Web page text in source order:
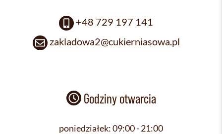
+48 729 197 141
zakladowa2@cukierniasowa.pl
Godziny otwarcia
poniedziałek:09:00 - 21:00